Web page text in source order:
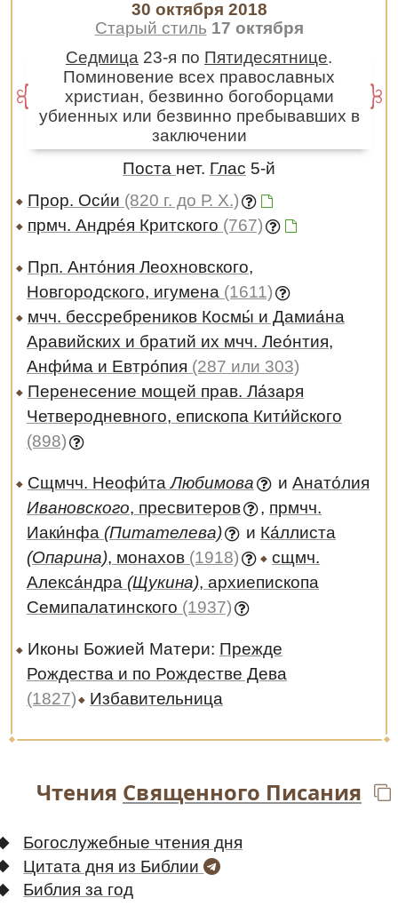
Старый стиль 17 октября
30 октября 2018
Седмица 23-я по Пятидесятнице.
Поминовение всех православных
христиан, безвинно богоборцами
убиенных или безвинно пребывавших в
заключении
Поста нет. Глас 5-й
Прор. Оси́и (820 г. до Р. Х.)
прмч. Андре́я Критского (767)
Прп. Анто́ния Леохновского,
Новгородского, игумена (1611)
мчч. бессребреников Космы́ и Дамиа́на
Аравийских и братий их мчч. Лео́нтия,
Анфи́ма и Евтро́пия (287 или 303)
Перенесение мощей прав. Ла́заря
Четверодневного, епископа Кити́йского
(898)
Сщмчч. Неофи́таЛюбимова и Анато́лия
Ивановского, пресвитеров , прмчч.
Иаки́нфа (Питателева) и Ка́ллиста
(Опарина), монахов (1918)
сщмч.
Алекса́ндра (Щукина), архиепископа
Семипалатинского (1937)
Иконы Божией Матери: Прежде
Рождества и по Рождестве Дева
(1827)
Избавительница
Чтения Священного Писания
Богослужебные чтения дня
Цитата дня из Библии
Библия за год